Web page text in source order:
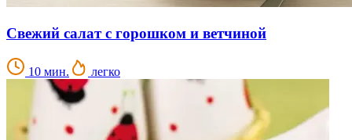
Свежий салат с горошком и ветчиной
10 мин. легко